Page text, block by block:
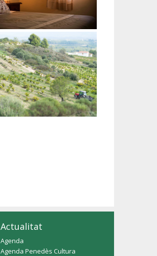
Actualitat
Agenda
Agenda Penedès Cultura